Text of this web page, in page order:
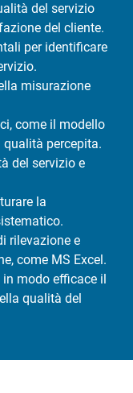
del servizio
del cliente.
per identificare
misurazione
come il modello
qualità percepita.
del servizio e
la
rilevazione e
come MS Excel.
modo efficace il
qualità del